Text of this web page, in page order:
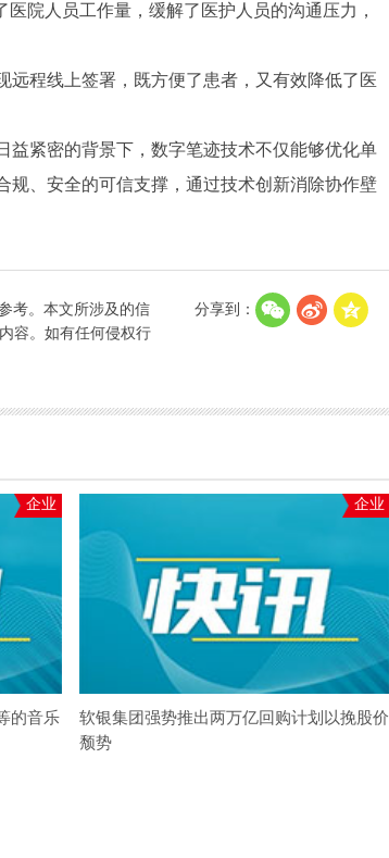
院人员工作量，缓解了医护人员的沟通压力，
远程线上签署，既方便了患者，又有效降低了医
益紧密的背景下，数字笔迹技术不仅能够优化单
规、安全的可信支撑，通过技术创新消除协作壁
分享到：
考。本文所涉及的信
容。如有任何侵权行
企业
的音乐
企业
软银集团强势推出两万亿回购计划以挽股价
颓势